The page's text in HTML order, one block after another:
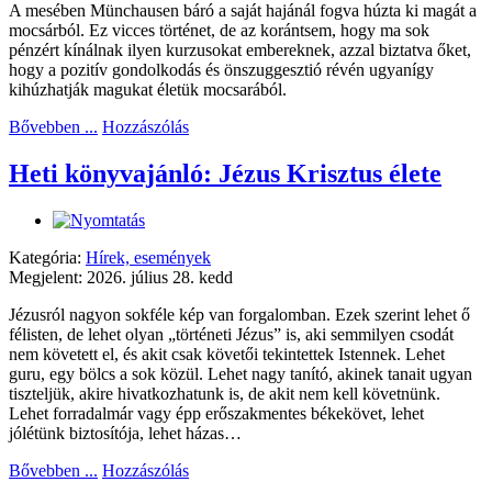
A mesében Münchausen báró a saját hajánál fogva húzta ki magát a
mocsárból. Ez vicces történet, de az korántsem, hogy ma sok
pénzért kínálnak ilyen kurzusokat embereknek, azzal biztatva őket,
hogy a pozitív gondolkodás és önszuggesztió révén ugyanígy
kihúzhatják magukat életük mocsarából.
Bővebben ... Hozzászólás
Heti könyvajánló: Jézus Krisztus élete
Kategória: Hírek, események
Megjelent: 2026. július 28. kedd
Jézusról nagyon sokféle kép van forgalomban. Ezek szerint lehet ő
félisten, de lehet olyan „történeti Jézus” is, aki semmilyen csodát
nem követett el, és akit csak követői tekintettek Istennek. Lehet
guru, egy bölcs a sok közül. Lehet nagy tanító, akinek tanait ugyan
tiszteljük, akire hivatkozhatunk is, de akit nem kell követnünk.
Lehet forradalmár vagy épp erőszakmentes békekövet, lehet
jólétünk biztosítója, lehet házas…
Bővebben ... Hozzászólás